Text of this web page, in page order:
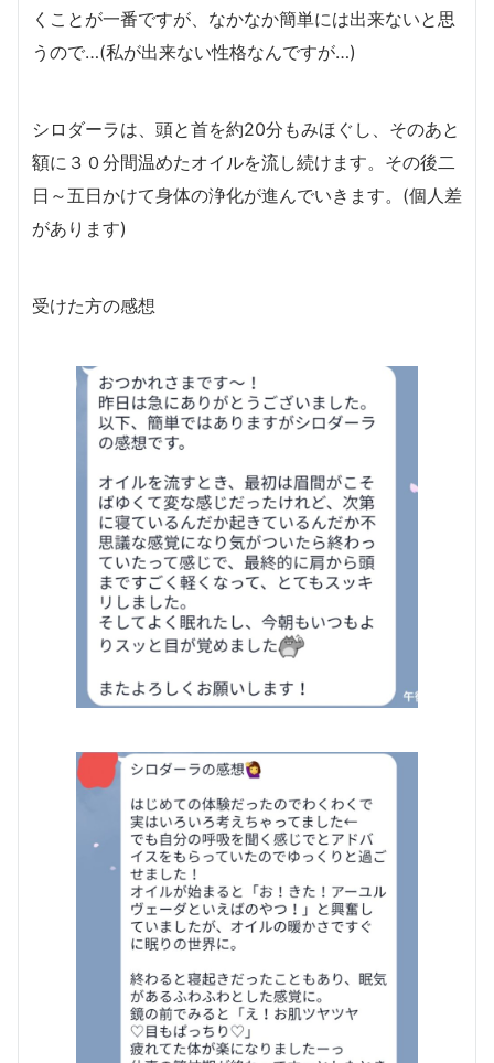
くことが一番ですが、なかなか簡単には出来ないと思
うので…(私が出来ない性格なんですが…)
シロダーラは、頭と首を約20分もみほぐし、そのあと
額に３０分間温めたオイルを流し続けます。その後二
日～五日かけて身体の浄化が進んでいきます。(個人差
があります)
受けた方の感想